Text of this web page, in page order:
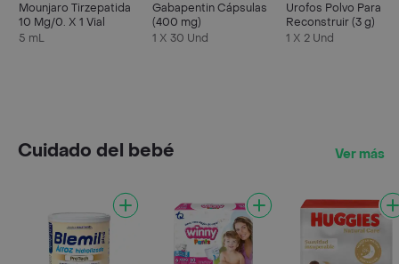
Mounjaro Tirzepatida
10 Mg/0. X 1 Vial
5 mL
Gabapentin Cápsulas
(400 mg)
1 X 30 Und
Urofos Polvo Para
Reconstruir (3 g)
1 X 2 Und
Cuidado del bebé Ver más